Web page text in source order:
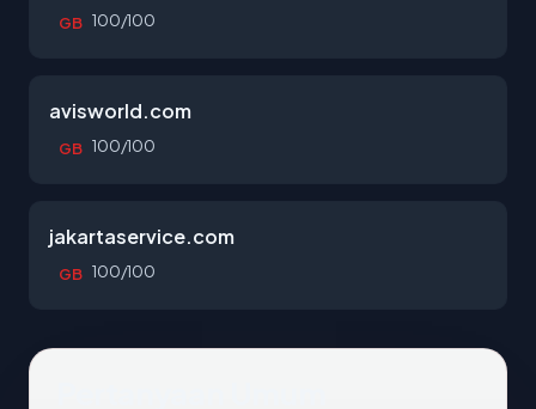
GB 100/100
avisworld.com
GB 100/100
jakartaservice.com
GB 100/100